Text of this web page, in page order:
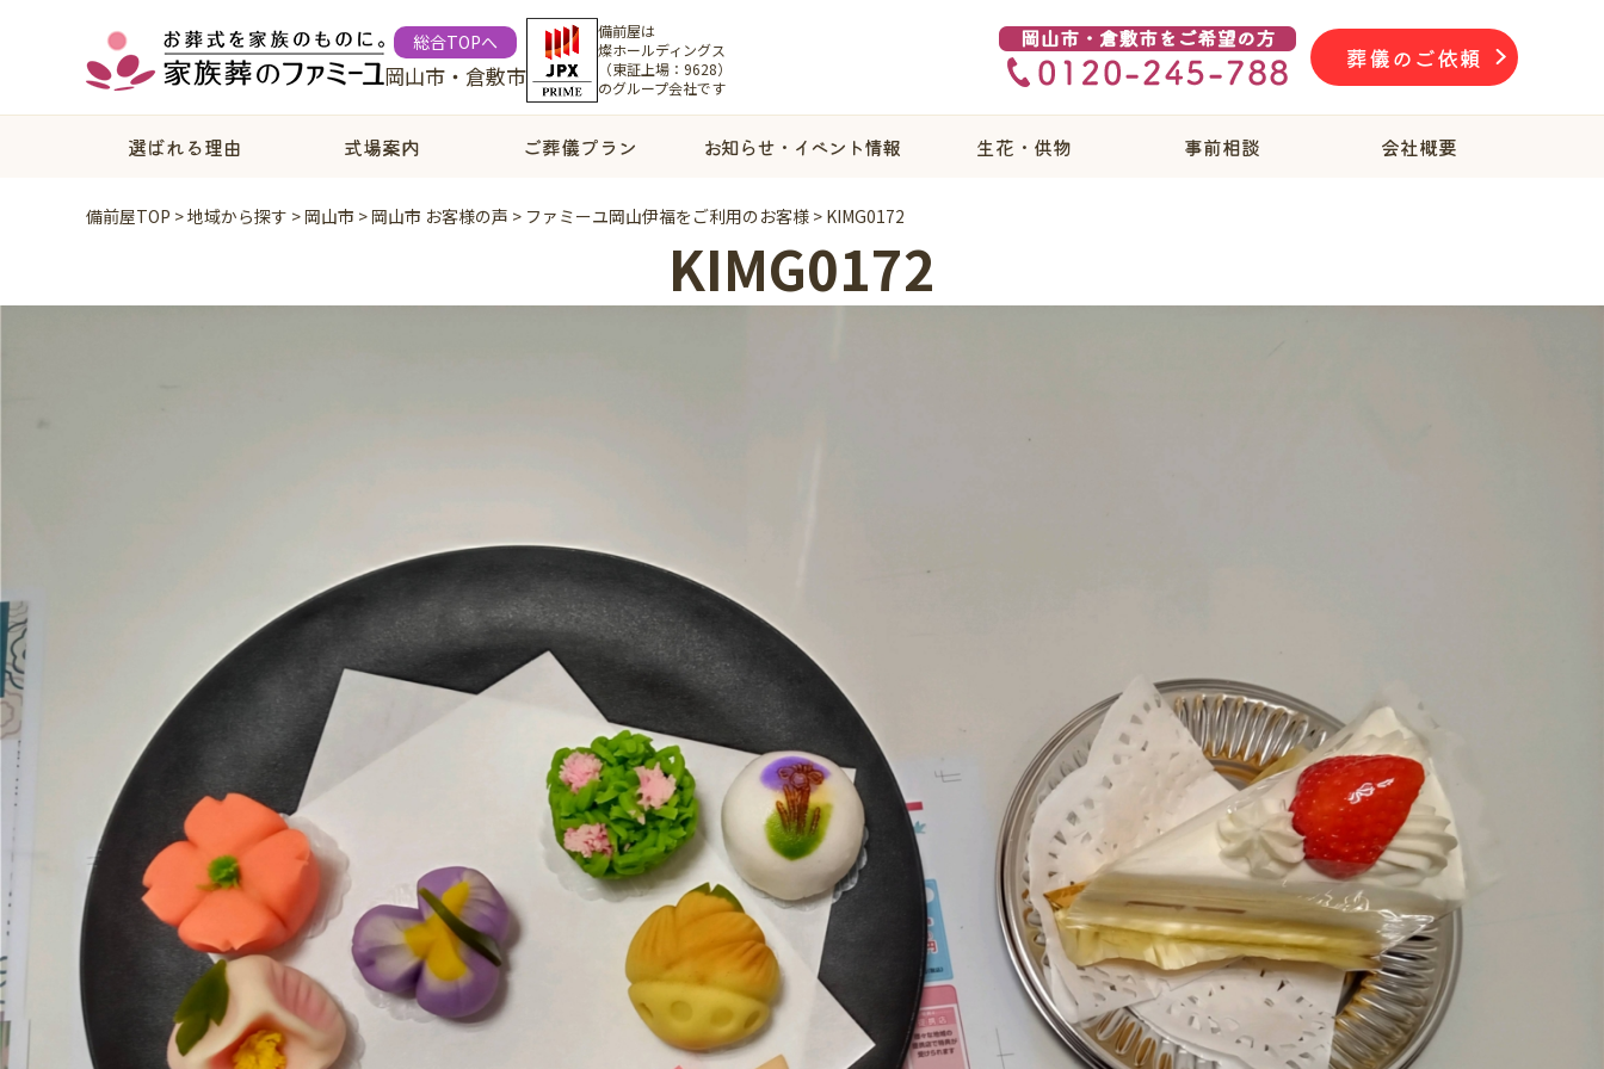
総合TOPへ
岡山市・倉敷市
備前屋は
燦ホールディングス
（東証上場：9628）
のグループ会社です
葬儀のご依頼
選ばれる理由 式場案内 ご葬儀プラン お知らせ・イベント情報 生花・供物 事前相談 会社概要
備前屋TOP >地域から探す > 岡山市 > 岡山市 お客様の声 > ファミーユ岡山伊福をご利用のお客様 > KIMG0172
KIMG0172